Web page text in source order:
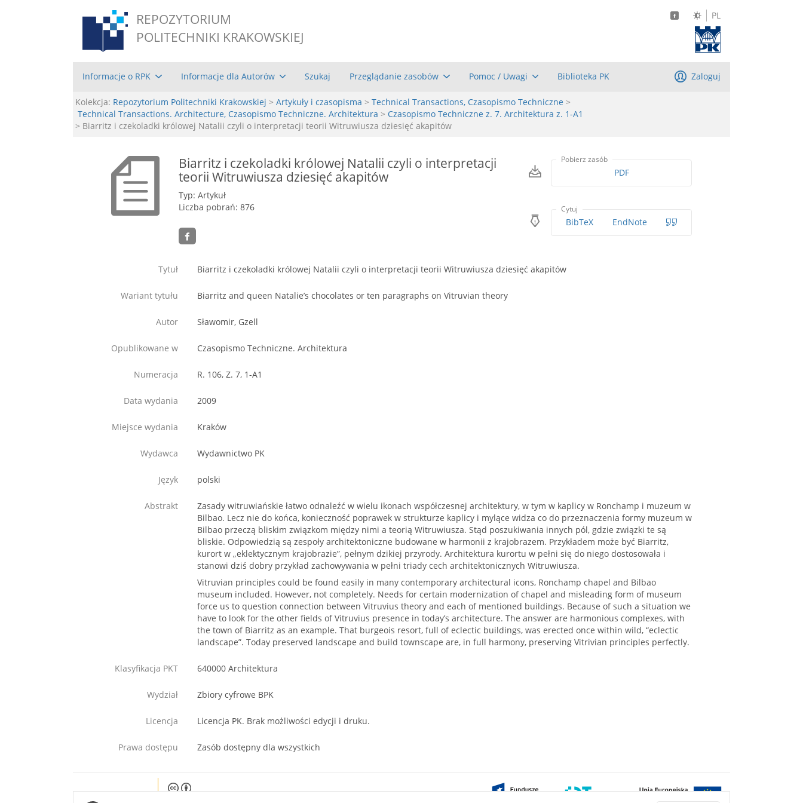
REPOZYTORIUM
POLITECHNIKI KRAKOWSKIEJ
PL
Informacje o RPK Informacje dla Autorów Szukaj Przeglądanie zasobów Pomoc / Uwagi Biblioteka PK Zaloguj
Kolekcja: Repozytorium Politechniki Krakowskiej > Artykuły i czasopisma > Technical Transactions, Czasopismo Techniczne >
Technical Transactions. Architecture, Czasopismo Techniczne. Architektura > Czasopismo Techniczne z. 7. Architektura z. 1-A1
> Biarritz i czekoladki królowej Natalii czyli o interpretacji teorii Witruwiusza dziesięć akapitów
Biarritz i czekoladki królowej Natalii czyli o interpretacji
teorii Witruwiusza dziesięć akapitów
Typ: Artykuł
Liczba pobrań: 876
Pobierz zasób
PDF
Cytuj
BibTeX EndNote
Tytuł Biarritz i czekoladki królowej Natalii czyli o interpretacji teorii Witruwiusza dziesięć akapitów
Wariant tytułu Biarritz and queen Natalie’s chocolates or ten paragraphs on Vitruvian theory
Autor Sławomir, Gzell
Opublikowane w Czasopismo Techniczne. Architektura
Numeracja R. 106, Z. 7, 1-A1
Data wydania 2009
Miejsce wydania Kraków
Wydawca Wydawnictwo PK
Język polski
Abstrakt
Zasady witruwiańskie łatwo odnaleźć w wielu ikonach współczesnej architektury, w tym w kaplicy w Ronchamp i muzeum w
Bilbao. Lecz nie do końca, konieczność poprawek w strukturze kaplicy i mylące widza co do przeznaczenia formy muzeum w
Bilbao przeczą bliskim związkom między nimi a teorią Witruwiusza. Stąd poszukiwania innych pól, gdzie związki te są
bliskie. Odpowiedzią są zespoły architektoniczne budowane w harmonii z krajobrazem. Przykładem może być Biarritz,
kurort w „eklektycznym krajobrazie”, pełnym dzikiej przyrody. Architektura kurortu w pełni się do niego dostosowała i
stanowi dziś dobry przykład zachowywania w pełni triady cech architektonicznych Witruwiusza.
Vitruvian principles could be found easily in many contemporary architectural icons, Ronchamp chapel and Bilbao
museum included. However, not completely. Needs for certain modernization of chapel and misleading form of museum
force us to question connection between Vitruvius theory and each of mentioned buildings. Because of such a situation we
have to look for the other fields of Vitruvius presence in today’s architecture. The answer are harmonious complexes, with
the town of Biarritz as an example. That burgeois resort, full of eclectic buildings, was erected once within wild, “eclectic
landscape”. Today preserved landscape and build townscape are, in full harmony, preserving Vitrivian principles perfectly.
Klasyfikacja PKT 640000 Architektura
Wydział Zbiory cyfrowe BPK
Licencja Licencja PK. Brak możliwości edycji i druku.
Prawa dostępu Zasób dostępny dla wszystkich